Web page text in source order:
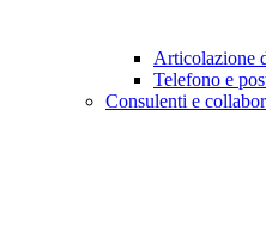
Articolazione
Telefono e
Consulenti e